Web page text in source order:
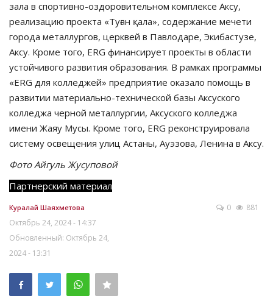
зала в спортивно-оздоровительном комплексе Аксу,
реализацию проекта «Туған қала», содержание мечети
города металлургов, церквей в Павлодаре, Экибастузе,
Аксу. Кроме того, ERG финансирует проекты в области
устойчивого развития образования. В рамках программы
«ERG для колледжей» предприятие оказало помощь в
развитии материально-технической базы Аксуского
колледжа черной металлургии, Аксуского колледжа
имени Жаяу Мусы. Кроме того, ERG реконструировала
систему освещения улиц Астаны, Ауэзова, Ленина в Аксу.
Фото Айгуль Жусуповой
Партнерский материал
Куралай Шаяхметова
Октябрь 24, 2024 - 14:37
Обновленный: Октябрь 24,
2024 - 13:31
0 881